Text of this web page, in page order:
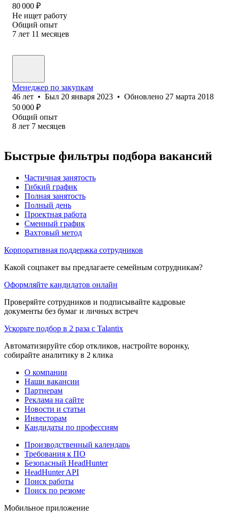
80 000 ₽
Не ищет работу
Общий опыт
7 лет 11 месяцев
Менеджер по закупкам
46 лет • Был 20 января 2023 • Обновлено 27 марта 2018
50 000 ₽
Общий опыт
8 лет 7 месяцев
Быстрые фильтры подбора вакансий
Частичная занятость
Гибкий график
Полная занятость
Полный день
Проектная работа
Сменный график
Вахтовый метод
Корпоративная поддержка сотрудников
Какой соцпакет вы предлагаете семейным сотрудникам?
Оформляйте кандидатов онлайн
Проверяйте сотрудников и подписывайте кадровые
документы без бумаг и личных встреч
Ускорьте подбор в 2 раза с Talantix
Автоматизируйте сбор откликов, настройте воронку,
собирайте аналитику в 2 клика
О компании
Наши вакансии
Партнерам
Реклама на сайте
Новости и статьи
Инвесторам
Кандидаты по профессиям
Производственный календарь
Требования к ПО
Безопасный HeadHunter
HeadHunter API
Поиск работы
Поиск по резюме
Мобильное приложение